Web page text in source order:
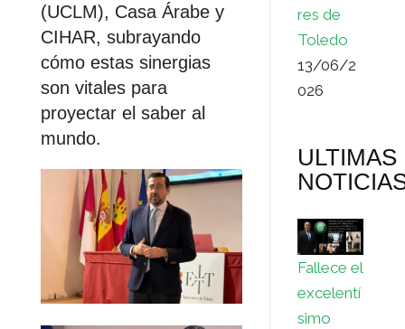
(UCLM), Casa Árabe y
CIHAR, subrayando
cómo estas sinergias
son vitales para
proyectar el saber al
mundo.
res de
Toledo
13/06/2
026
ULTIMAS
Fallece el
excelentí
simo